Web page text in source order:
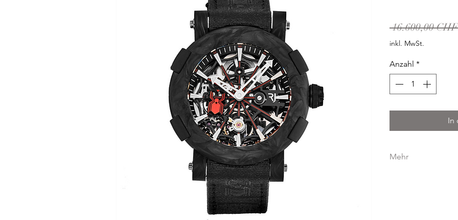
16.600,00
inkl. MwSt.
Anzahl *
In
Mehr